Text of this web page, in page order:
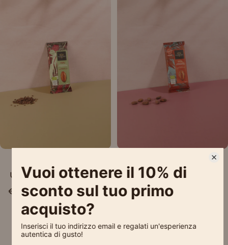
Uganda Fondente Bio
93%
€3,70
Uganda Fondente Bio
85%
€3,70
1 2